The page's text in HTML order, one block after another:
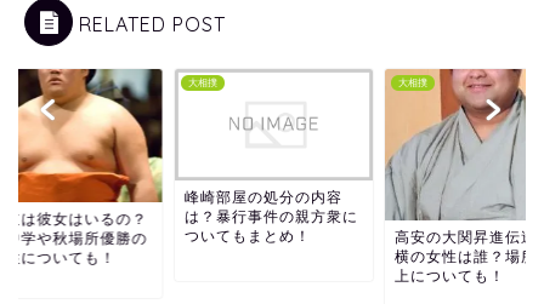
RELATED POST
道は彼女はいるの？
中学や秋場所優勝の
性についても！
大相撲
峰崎部屋の処分の内容
は？暴行事件の親方衆に
ついてもまとめ！
大相撲
高安の大関昇進伝達
横の女性は誰？場所
上についても！